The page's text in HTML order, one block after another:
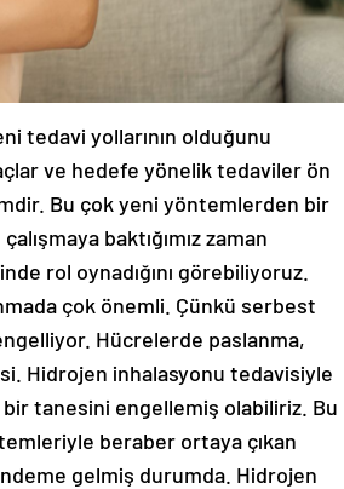
tedavi yollarının olduğunu
ve hedefe yönelik tedaviler ön
Bu çok yeni yöntemlerden bir
baktığımız zaman
rol oynadığını görebiliyoruz.
çok önemli. Çünkü serbest
Hücrelerde paslanma,
Hidrojen inhalasyonu tedavisiyle
tanesini engellemiş olabiliriz. Bu
beraber ortaya çıkan
gelmiş durumda. Hidrojen